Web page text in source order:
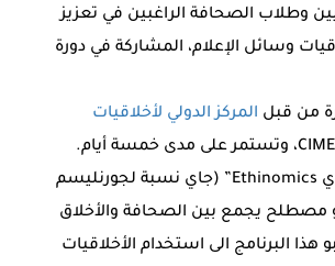
وطلاب الصحافة الراغبين في تعزيز
وسائل الإعلام، المشاركة في دورة
من قبل المركز الدولي لأخلاقيات
تحت عنوان “جاي Ethinomics” (جاي نسبة لجورنليسم
مصطلح يجمع بين الصحافة والأخلاق
هذا البرنامج الى استخدام الأخلاقيات